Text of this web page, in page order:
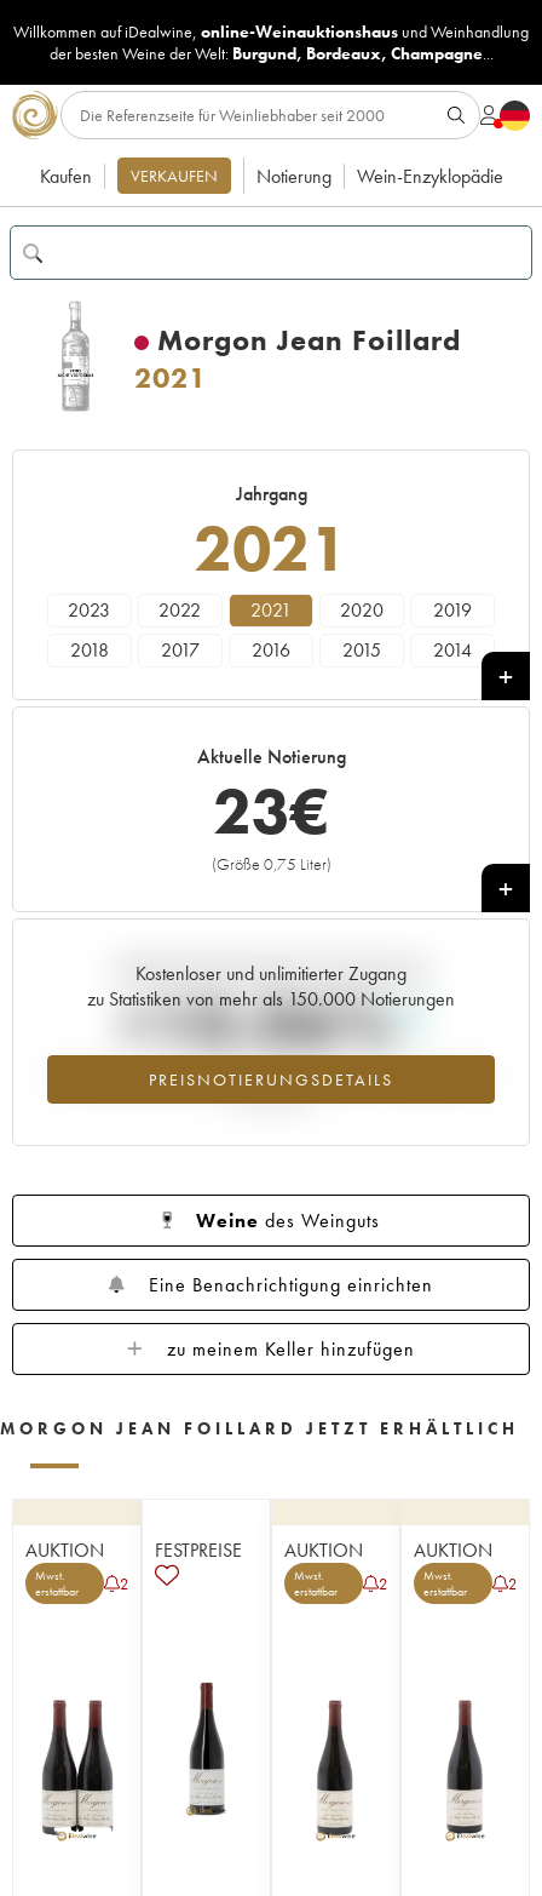
Willkommen auf iDealwine, online-Weinauktionshaus undWeinhandlung
der besten Weine der Welt: Burgund, Bordeaux, Champagne...
Kaufen VERKAUFEN Notierung Wein-Enzyklopädie
Morgon Jean Foillard
2021
Jahrgang
2021
2023 2022 2021 2020
2019
2018
2017 2016 2015
2014
Aktuelle Notierung
23€
(Größe 0,75 Liter)
+
Kostenloser und unlimitierter Zugang
zu Statistiken von mehr als 150.000 Notierungen
PREISNOTIERUNGSDETAILS
Aktuelle Entwicklung der Preisnotierung
+10.06%
Preisanstiegs des Jahrgangs 2021 im Jahr 2026 im Vergleich zum
Weine des Weinguts
Eine Benachrichtigung einrichten
zu meinem Keller hinzufügen
MORGON JEAN FOILLARD JETZT ERHÄLTLICH
AUKTION
Mwst.
erstattbar
2
FESTPREISE AUKTION
Mwst.
erstattbar
2
AUKTION
Mwst.
erstattbar
2